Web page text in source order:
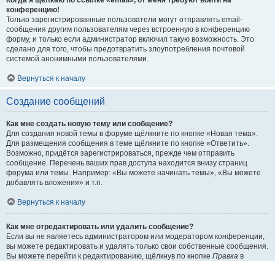
конференцию!
Только зарегистрированные пользователи могут отправлять email-
сообщения другим пользователям через встроенную в конференцию
форму, и только если администратор включил такую возможность. Это
сделано для того, чтобы предотвратить злоупотребления почтовой
системой анонимными пользователями.
Вернуться к началу
Создание сообщений
Как мне создать новую тему или сообщение?
Для создания новой темы в форуме щёлкните по кнопке «Новая тема».
Для размещения сообщения в теме щёлкните по кнопке «Ответить».
Возможно, придётся зарегистрироваться, прежде чем отправить
сообщение. Перечень ваших прав доступа находится внизу страниц
форума или темы. Например: «Вы можете начинать темы», «Вы можете
добавлять вложения» и т.п.
Вернуться к началу
Как мне отредактировать или удалить сообщение?
Если вы не являетесь администратором или модератором конференции,
вы можете редактировать и удалять только свои собственные сообщения.
Вы можете перейти к редактированию, щёлкнув по кнопке Правка в